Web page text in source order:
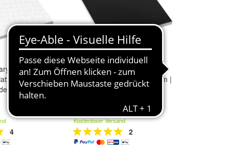
|
| 60x60cm |
|
4
10er-Set Calgary |
Mineralfaserplatte | 62x62cm |
Schwarz |
Kostenloser Versand
2